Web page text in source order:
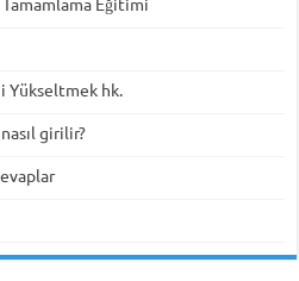
Yükseltmek hk.
girilir?